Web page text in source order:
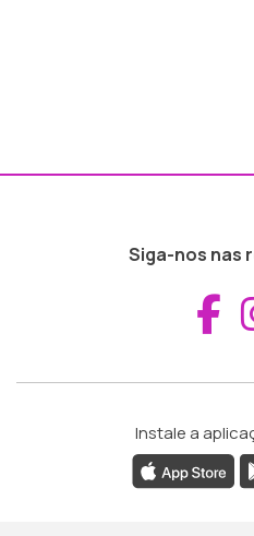
Siga-nos nas
Instale a